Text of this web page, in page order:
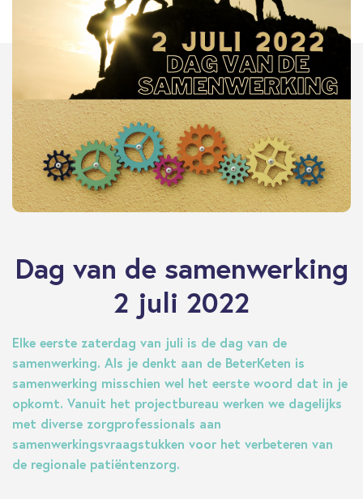
Dag van de samenwerking
2 juli 2022
Elke eerste zaterdag van juli is de dag van de
samenwerking. Als je denkt aan de BeterKeten is
samenwerking misschien wel het eerste woord dat in je
opkomt. Vanuit het projectbureau werken we dagelijks
met diverse zorgprofessionals aan
samenwerkingsvraagstukken voor het verbeteren van
de regionale patiëntenzorg.